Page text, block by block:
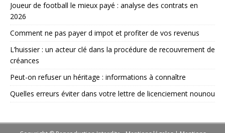
Joueur de football le mieux payé : analyse des contrats en
2026
Comment ne pas payer d impot et profiter de vos revenus
L’huissier : un acteur clé dans la procédure de recouvrement de
créances
Peut-on refuser un héritage : informations à connaître
Quelles erreurs éviter dans votre lettre de licenciement nounou